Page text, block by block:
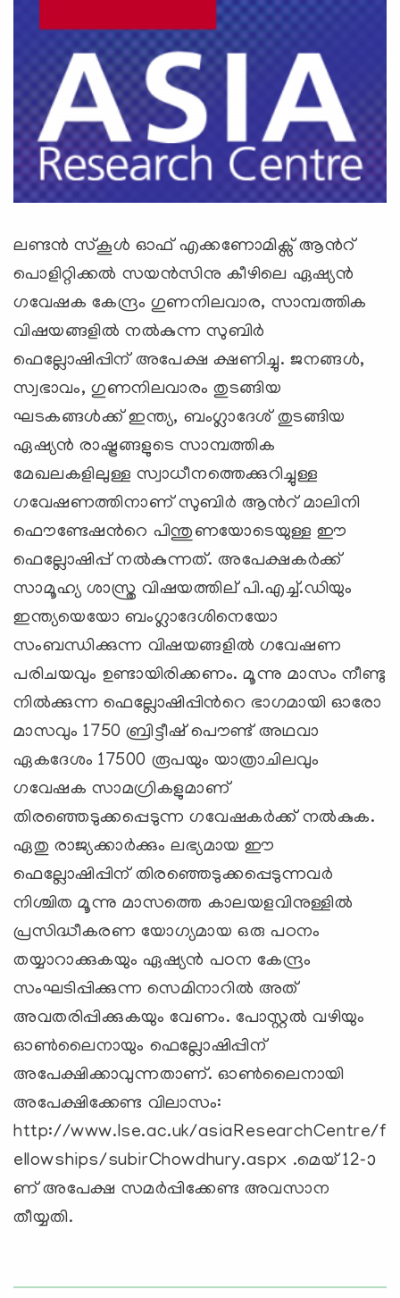
ലണ്ടന്‍ സ്കൂള്‍ ഓഫ് എക്കണോമിക്സ് ആന്‍റ്
പൊളിറ്റിക്കല്‍ സയന്‍സിനു കീഴിലെ ഏഷ്യന്‍
ഗവേഷക കേന്ദ്രം ഗുണനിലവാര, സാമ്പത്തിക
വിഷയങ്ങളില്‍ നല്‍കുന്ന സുബിര്‍
ഫെല്ലോഷിപ്പിന് അപേക്ഷ ക്ഷണിച്ചു. ജനങ്ങള്‍,
സ്വഭാവം, ഗുണനിലവാരം തുടങ്ങിയ
ഘടകങ്ങള്‍ക്ക് ഇന്ത്യ, ബംഗ്ലാദേശ് തുടങ്ങിയ
ഏഷ്യന്‍ രാഷ്ട്രങ്ങളുടെ സാമ്പത്തിക
മേഖലകളിലുള്ള സ്വാധീനത്തെക്കുറിച്ചുള്ള
ഗവേഷണത്തിനാണ് സുബിര്‍ ആന്‍റ് മാലിനി
ഫൌണ്ടേഷന്‍റെ പിന്തുണയോടെയുള്ള ഈ
ഫെല്ലോഷിപ്പ് നല്‍കുന്നത്. അപേക്ഷകര്‍ക്ക്
സാമൂഹ്യ ശാസ്ത്ര വിഷയത്തില് പി.എച്ച്.ഡിയും
ഇന്ത്യയെയോ ബംഗ്ലാദേശിനെയോ
സംബന്ധിക്കുന്ന വിഷയങ്ങളില്‍ ഗവേഷണ
പരിചയവും ഉണ്ടായിരിക്കണം. മൂന്നു മാസം നീണ്ടു
നില്‍ക്കുന്ന ഫെല്ലോഷിപ്പിന്‍റെ ഭാഗമായി ഓരോ
മാസവും 1750 ബ്രിട്ടീഷ് പൌണ്ട് അഥവാ
ഏകദേശം 17500 രൂപയും യാത്രാചിലവും
ഗവേഷക സാമഗ്രികളുമാണ്
തിരഞ്ഞെടുക്കപ്പെടുന്ന ഗവേഷകര്‍ക്ക് നല്‍കുക.
ഏതു രാജ്യക്കാര്‍ക്കും ലഭ്യമായ ഈ
ഫെല്ലോഷിപ്പിന് തിരഞ്ഞെടുക്കപ്പെടുന്നവര്‍
നിശ്ചിത മൂന്നു മാസത്തെ കാലയളവിനുള്ളില്‍
പ്രസിദ്ധീകരണ യോഗ്യമായ ഒരു പഠനം
തയ്യാറാക്കുകയും ഏഷ്യന്‍ പഠന കേന്ദ്രം
സംഘടിപ്പിക്കുന്ന സെമിനാറില്‍ അത്
അവതരിപ്പിക്കുകയും വേണം. പോസ്റ്റല്‍ വഴിയും
ഓണ്‍ലൈനായും ഫെല്ലോഷിപ്പിന്
അപേക്ഷിക്കാവുന്നതാണ്. ഓണ്‍ലൈനായി
അപേക്ഷിക്കേണ്ട വിലാസം:
http://www.lse.ac.uk/asiaResearchCentre/f
ellowships/subirChowdhury.aspx .മെയ് 12-ാ
ണ് അപേക്ഷ സമര്‍പ്പിക്കേണ്ട അവസാന
തീയ്യതി.